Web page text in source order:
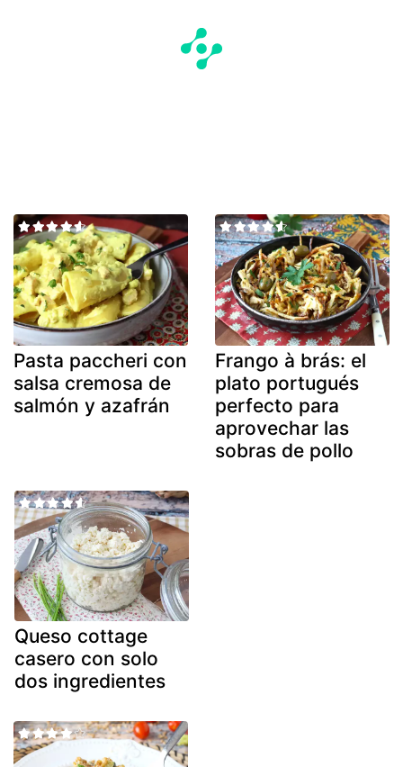
Pasta paccheri con
salsa cremosa de
salmón y azafrán
Frango à brás: el
plato portugués
perfecto para
aprovechar las
sobras de pollo
Queso cottage
casero con solo
dos ingredientes